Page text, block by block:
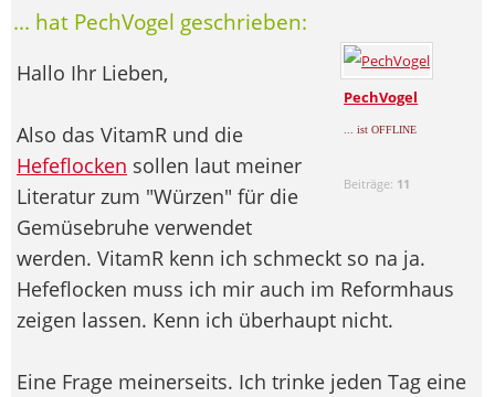
... hat PechVogel geschrieben:
PechVogel
... ist OFFLINE
Beiträge: 11
Hallo Ihr Lieben,
Also das VitamR und die
Hefeflocken sollen laut meiner
Literatur zum "Würzen" für die
Gemüsebruhe verwendet
werden. VitamR kenn ich schmeckt so na ja.
Hefeflocken muss ich mir auch im Reformhaus
zeigen lassen. Kenn ich überhaupt nicht.
Eine Frage meinerseits. Ich trinke jeden Tag eine